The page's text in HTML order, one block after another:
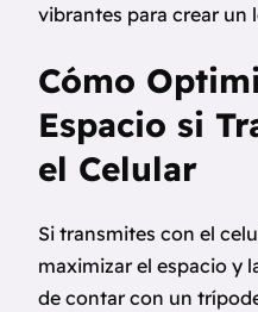
vibrantes para crear un
Cómo
Espacio si
el Celular
Si transmites con el
maximizar el espacio y
de contar con un